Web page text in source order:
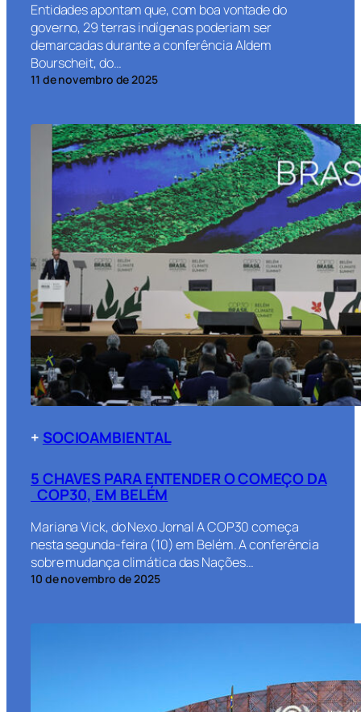
Entidades apontam que, com boa vontade do
governo, 29 terras indígenas poderiam ser
demarcadas durante a conferência Aldem
Bourscheit, do…
11 de novembro de 2025
+ SOCIOAMBIENTAL
5 CHAVES PARA ENTENDER O COMEÇO DA
COP30, EM BELÉM
Mariana Vick, do Nexo Jornal A COP30 começa
nesta segunda-feira (10) em Belém. A conferência
sobre mudança climática das Nações…
10 de novembro de 2025